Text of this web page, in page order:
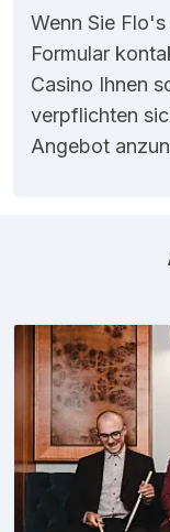
Wenn Sie
Formular
Casino Ihnen
verpflichten
Angebot